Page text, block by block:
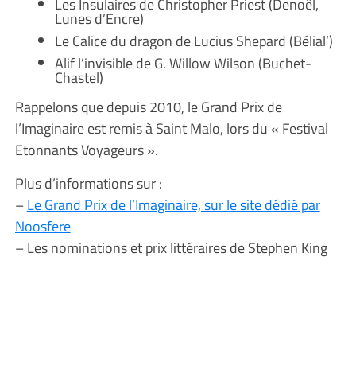
Lunes d’Encre)
Le Calice du dragon de Lucius Shepard (Bélial’)
Alif l’invisible de G. Willow Wilson (Buchet-
Chastel)
Rappelons que depuis 2010, le Grand Prix de
l’Imaginaire est remis à Saint Malo, lors du « Festival
Etonnants Voyageurs ».
Plus d’informations sur :
–Le Grand Prix de l’Imaginaire, sur le site dédié par
Noosfere
– Les nominations et prix littéraires de Stephen King